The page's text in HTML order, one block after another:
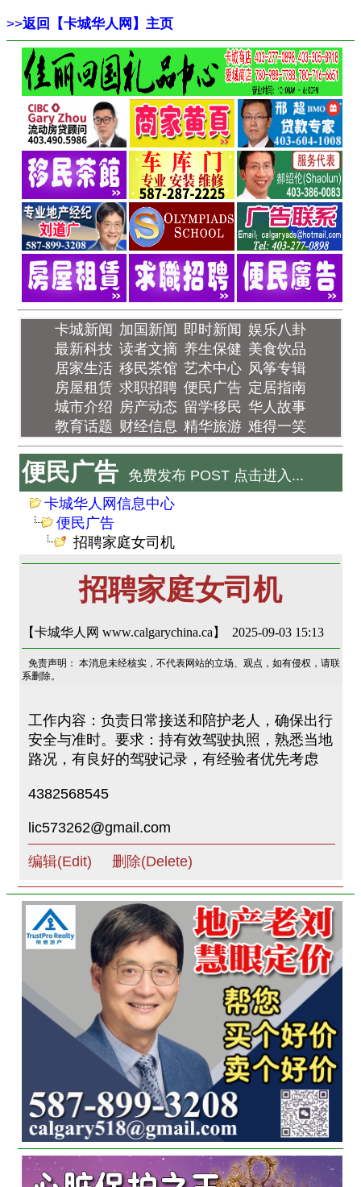
>>返回【卡城华人网】主页
卡城新闻 加国新闻 即时新闻 娱乐八卦
最新科技 读者文摘 养生保健 美食饮品
居家生活 移民茶馆 艺术中心 风筝专辑
房屋租赁 求职招聘 便民广告 定居指南
城市介绍 房产动态 留学移民 华人故事
教育话题 财经信息 精华旅游 难得一笑
便民广告
免费发布 POST 点击进入...
卡城华人网信息中心
便民广告
招聘家庭女司机
招聘家庭女司机
【卡城华人网 www.calgarychina.ca】 2025-09-03 15:13
免责声明： 本消息未经核实，不代表网站的立场、观点，如有侵权，请联
系删除。
工作内容：负责日常接送和陪护老人，确保出行
安全与准时。要求：持有效驾驶执照，熟悉当地
路况，有良好的驾驶记录，有经验者优先考虑
4382568545
lic573262@gmail.com
编辑(Edit) 删除(Delete)